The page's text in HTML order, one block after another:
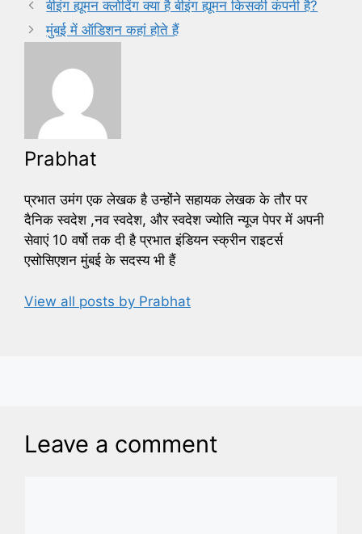
o
o
k
बीइंग ह्यूमन क्लोदिंग क्या है बीइंग ह्यूमन किसकी कंपनी है?
मुंबई में ऑडिशन कहां होते हैं
Prabhat
प्रभात उमंग एक लेखक है उन्होंने सहायक लेखक के तौर पर
दैनिक स्वदेश ,नव स्वदेश, और स्वदेश ज्योति न्यूज पेपर में अपनी
सेवाएं 10 वर्षो तक दी है प्रभात इंडियन स्क्रीन राइटर्स
एसोसिएशन मुंबई के सदस्य भी हैं
View all posts by Prabhat
Leave a comment